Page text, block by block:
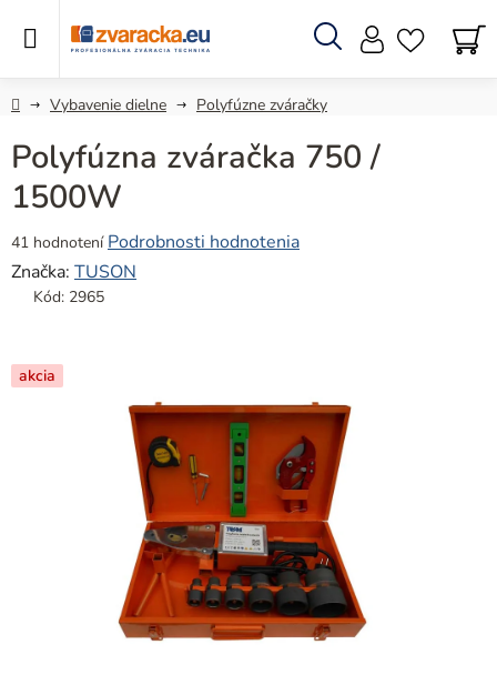
Hľadať
DomovVybavenie dielne Polyfúzne zváračky
Polyfúzna zváračka 750 /
1500W
Priemerné
hodnotenie
produktu
z
5
41 hodnotení Podrobnosti hodnotenia
Značka: TUSON
Kód: 2965
akcia